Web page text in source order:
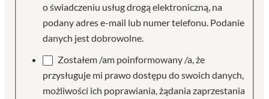
o świadczeniu usług drogą elektroniczną, na
podany adres e-mail lub numer telefonu. Podanie
danych jest dobrowolne.
Zostałem /am poinformowany /a, że
przysługuje mi prawo dostępu do swoich danych,
możliwości ich poprawiania, żądania zaprzestania